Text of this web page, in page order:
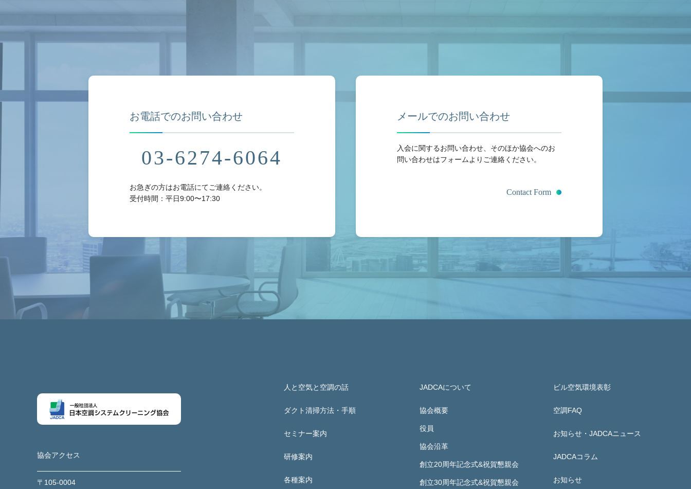
お電話でのお問い合わせ
03-6274-6064
お急ぎの方はお電話にてご連絡ください。
受付時間：平日9:00〜17:30
メールでのお問い合わせ
入会に関するお問い合わせ、そのほか協会へのお
問い合わせはフォームよりご連絡ください。
Contact Form
協会アクセス
〒105-0004
人と空気と空調の話
ダクト清掃方法・手順
セミナー案内
研修案内
各種案内
JADCAについて
協会概要
役員
協会沿革
創立20周年記念式&祝賀懇親会
創立30周年記念式&祝賀懇親会
ビル空気環境表彰
空調FAQ
お知らせ・JADCAニュース
JADCAコラム
お知らせ